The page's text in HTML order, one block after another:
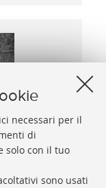
necessari per il
di
solo con il tuo
sono usati